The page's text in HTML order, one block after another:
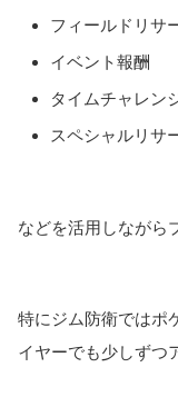
フィールドリサ
イベント報酬
タイムチャレン
スペシャルリサ
などを活用しながら
特にジム防衛ではポ
イヤーでも少しずつ